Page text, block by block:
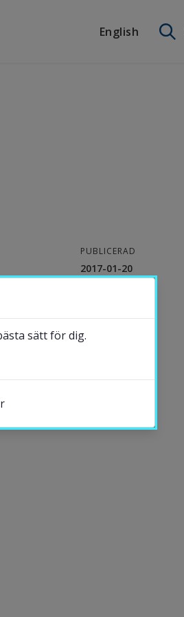
English
PUBLICERAD
2017-01-20
DELA
sätt för dig.